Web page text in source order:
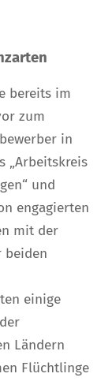
bereits im
zum
in
„Arbeitskreis
und
engagierten
mit der
beiden
einige
Ländern
Flüchtlinge